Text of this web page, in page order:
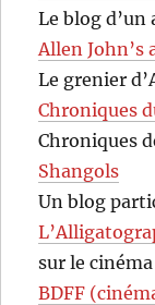
Le blog d’un
Allen John’s
Le grenier
Chroniques
Chroniques
Shangols
Un blog
sur le
BDFF